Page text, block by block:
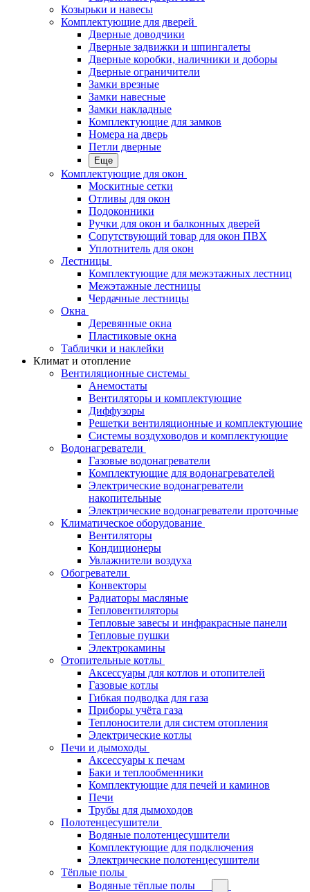
Козырьки и навесы
Комплектующие для дверей
Дверные доводчики
Дверные задвижки и шпингалеты
Дверные коробки, наличники и доборы
Дверные ограничители
Замки врезные
Замки навесные
Замки накладные
Комплектующие для замков
Номера на дверь
Петли дверные
Еще
Комплектующие для окон
Москитные сетки
Отливы для окон
Подоконники
Ручки для окон и балконных дверей
Сопутствующий товар для окон ПВХ
Уплотнитель для окон
Лестницы
Комплектующие для межэтажных лестниц
Межэтажные лестницы
Чердачные лестницы
Окна
Деревянные окна
Пластиковые окна
Таблички и наклейки
Климат и отопление
Вентиляционные системы
Анемостаты
Вентиляторы и комплектующие
Диффузоры
Решетки вентиляционные и комплектующие
Системы воздуховодов и комплектующие
Водонагреватели
Газовые водонагреватели
Комплектующие для водонагревателей
Электрические водонагреватели
накопительные
Электрические водонагреватели проточные
Климатическое оборудование
Вентиляторы
Кондиционеры
Увлажнители воздуха
Обогреватели
Конвекторы
Радиаторы масляные
Тепловентиляторы
Тепловые завесы и инфракрасные панели
Тепловые пушки
Электрокамины
Отопительные котлы
Аксессуары для котлов и отопителей
Газовые котлы
Гибкая подводка для газа
Приборы учёта газа
Теплоносители для систем отопления
Электрические котлы
Печи и дымоходы
Аксессуары к печам
Баки и теплообменники
Комплектующие для печей и каминов
Печи
Трубы для дымоходов
Полотенцесушители
Водяные полотенцесушители
Комплектующие для подключения
Электрические полотенцесушители
Тёплые полы
Водяные тёплые полы